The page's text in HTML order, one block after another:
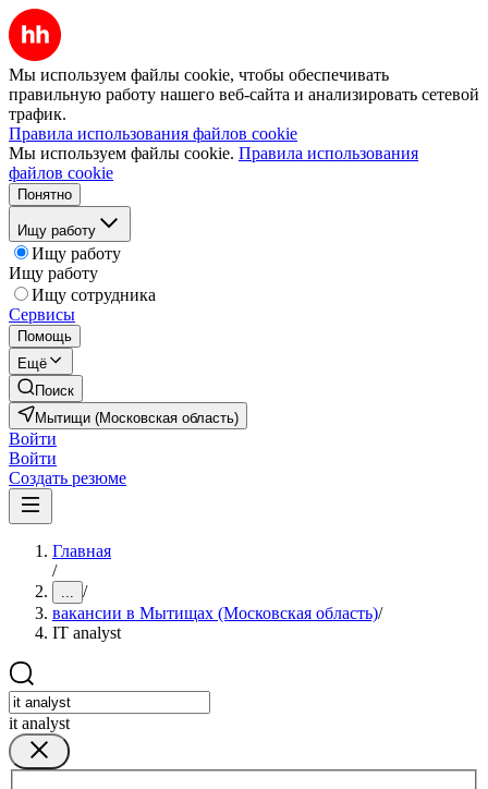
Мы используем файлы cookie, чтобы обеспечивать
правильную работу нашего веб-сайта и анализировать сетевой
трафик.
Правила использования файлов cookie
Мы используем файлы cookie. Правила использования
файлов cookie
Понятно
Ищу работу
Ищу работу
Ищу работу
Ищу сотрудника
Сервисы
Помощь
Ещё
Поиск
Мытищи (Московская область)
Войти
Войти
Создать резюме
Главная
/
... /
вакансии в Мытищах (Московская область)/
IT analyst
it analyst